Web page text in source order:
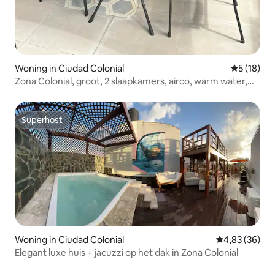
Woning in Ciudad Colonial
5 (18)
Zona Colonial, groot, 2 slaapkamers, airco, warm water,
Superhost
Superhost
Woning in Ciudad Colonial Gemiddelde
4,83 (36)
Elegant luxe huis + jacuzzi op het dak in Zona Colonial